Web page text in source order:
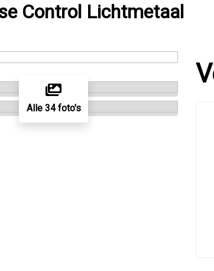
Control Lichtmetaal
Alle 34 foto's